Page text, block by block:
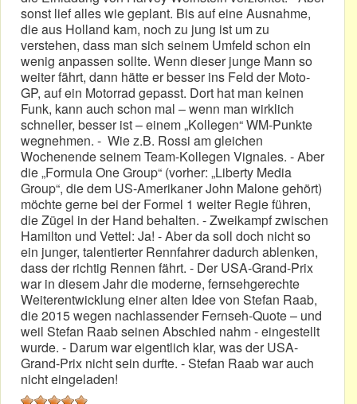
sonst lief alles wie geplant. Bis auf eine Ausnahme,
die aus Holland kam, noch zu jung ist um zu
verstehen, dass man sich seinem Umfeld schon ein
wenig anpassen sollte. Wenn dieser junge Mann so
weiter fährt, dann hätte er besser ins Feld der Moto-
GP, auf ein Motorrad gepasst. Dort hat man keinen
Funk, kann auch schon mal – wenn man wirklich
schneller, besser ist – einem „Kollegen“ WM-Punkte
wegnehmen. - Wie z.B. Rossi am gleichen
Wochenende seinem Team-Kollegen Vignales. - Aber
die „Formula One Group“ (vorher: „Liberty Media
Group“, die dem US-Amerikaner John Malone gehört)
möchte gerne bei der Formel 1 weiter Regie führen,
die Zügel in der Hand behalten. - Zweikampf zwischen
Hamilton und Vettel: Ja! - Aber da soll doch nicht so
ein junger, talentierter Rennfahrer dadurch ablenken,
dass der richtig Rennen fährt. - Der USA-Grand-Prix
war in diesem Jahr die moderne, fernsehgerechte
Weiterentwicklung einer alten Idee von Stefan Raab,
die 2015 wegen nachlassender Fernseh-Quote – und
weil Stefan Raab seinen Abschied nahm - eingestellt
wurde. - Darum war eigentlich klar, was der USA-
Grand-Prix nicht sein durfte. - Stefan Raab war auch
nicht eingeladen!